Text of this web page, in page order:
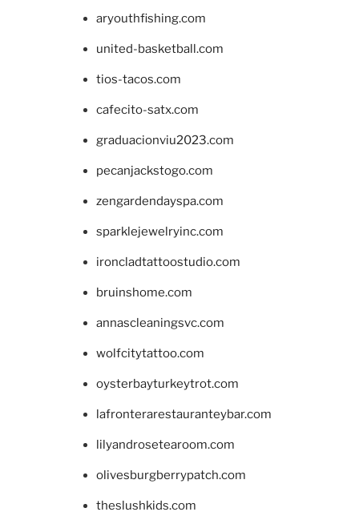
aryouthfishing.com
united-basketball.com
tios-tacos.com
cafecito-satx.com
graduacionviu2023.com
pecanjackstogo.com
zengardendayspa.com
sparklejewelryinc.com
ironcladtattoostudio.com
bruinshome.com
annascleaningsvc.com
wolfcitytattoo.com
oysterbayturkeytrot.com
lafronterarestauranteybar.com
lilyandrosetearoom.com
olivesburgberrypatch.com
theslushkids.com